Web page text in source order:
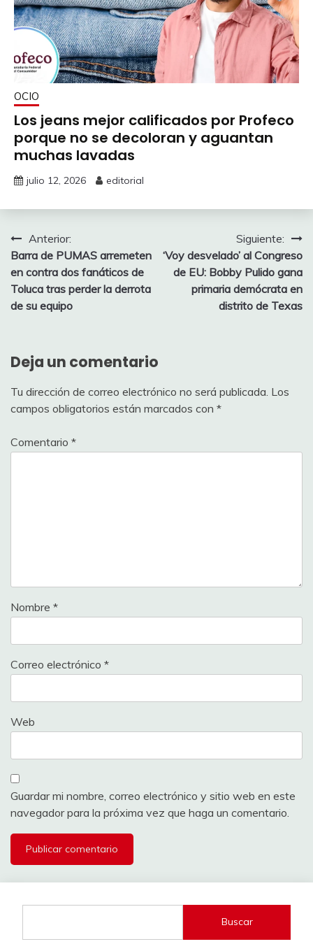
OCIO
Los jeans mejor calificados por Profeco
porque no se decoloran y aguantan
muchas lavadas
julio 12, 2026 editorial
Navegación
de
entradas
Anterior:
Barra de PUMAS arremeten
en contra dos fanáticos de
Toluca tras perder la derrota
de su equipo
Siguiente:
‘Voy desvelado’ al Congreso
de EU: Bobby Pulido gana
primaria demócrata en
distrito de Texas
Deja un comentario
Tu dirección de correo electrónico no será publicada. Los
campos obligatorios están marcados con *
Comentario *
Nombre *
Correo electrónico *
Web
Guardar mi nombre, correo electrónico y sitio web en este
navegador para la próxima vez que haga un comentario.
Buscar